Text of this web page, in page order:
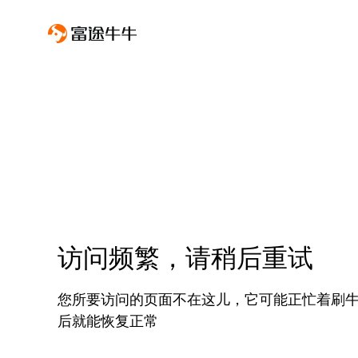
访问频繁，请稍后重试
您所要访问的页面不在这儿，它可能正忙着刷
后就能恢复正常